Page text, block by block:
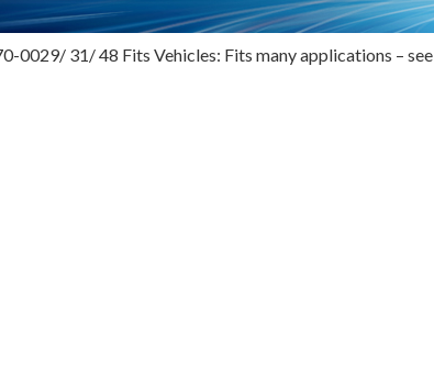
0029/ 31/ 48 Fits Vehicles: Fits many applications – see